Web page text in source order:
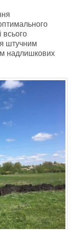
всього
штучним
надлишкових